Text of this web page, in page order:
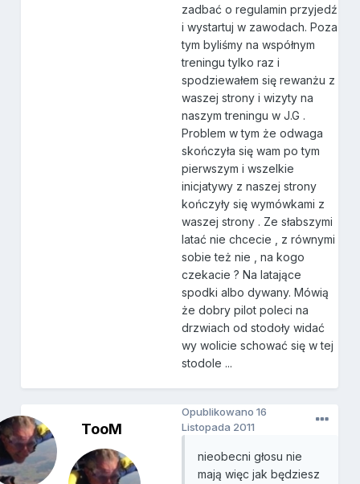
zadbać o regulamin przyjedź
i wystartuj w zawodach. Poza
tym byliśmy na współnym
treningu tylko raz i
spodziewałem się rewanżu z
waszej strony i wizyty na
naszym treningu w J.G .
Problem w tym że odwaga
skończyła się wam po tym
pierwszym i wszelkie
inicjatywy z naszej strony
kończyły się wymówkami z
waszej strony . Ze słabszymi
latać nie chcecie , z równymi
sobie też nie , na kogo
czekacie ? Na latające
spodki albo dywany. Mówią
że dobry pilot poleci na
drzwiach od stodoły widać
wy wolicie schować się w tej
stodole ...
TooM
Opublikowano16
Listopada 2011
nieobecni głosu nie
mają więc jak będziesz